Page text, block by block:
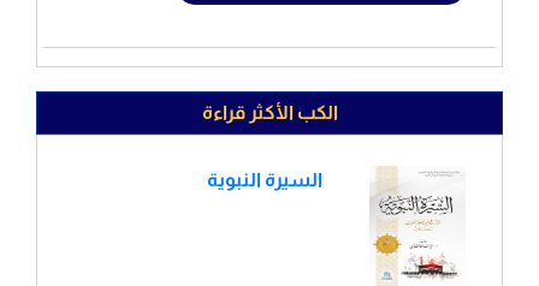
الكب الأكثر قراءة
السيرة النبوية